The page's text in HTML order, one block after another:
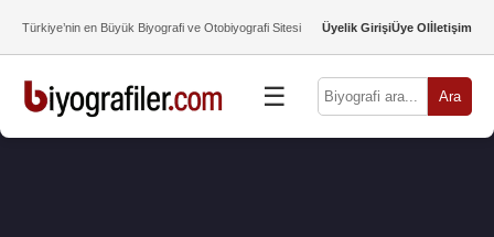
Türkiye’nin en Büyük Biyografi ve Otobiyografi Sitesi Üyelik GirişiÜye Olİletişim
☰ Ara